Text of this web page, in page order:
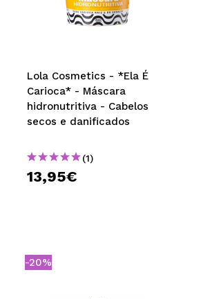
Lola Cosmetics - *Ela É
Carioca* - Máscara
hidronutritiva - Cabelos
secos e danificados
(1)
13,95€
-20%